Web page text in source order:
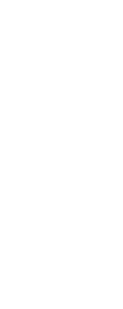
se